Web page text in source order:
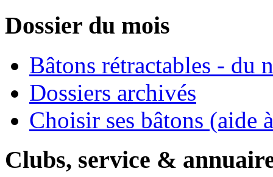
Dossier du mois
Bâtons rétractables - du
Dossiers archivés
Choisir ses bâtons (aide
Clubs, service &